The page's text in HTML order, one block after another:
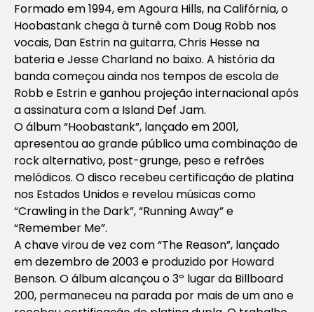
Formado em 1994, em Agoura Hills, na Califórnia, o
Hoobastank chega à turnê com Doug Robb nos
vocais, Dan Estrin na guitarra, Chris Hesse na
bateria e Jesse Charland no baixo. A história da
banda começou ainda nos tempos de escola de
Robb e Estrin e ganhou projeção internacional após
a assinatura com a Island Def Jam.
O álbum “Hoobastank”, lançado em 2001,
apresentou ao grande público uma combinação de
rock alternativo, post-grunge, peso e refrões
melódicos. O disco recebeu certificação de platina
nos Estados Unidos e revelou músicas como
“Crawling in the Dark”, “Running Away” e
“Remember Me”.
A chave virou de vez com “The Reason”, lançado
em dezembro de 2003 e produzido por Howard
Benson. O álbum alcançou o 3º lugar da Billboard
200, permaneceu na parada por mais de um ano e